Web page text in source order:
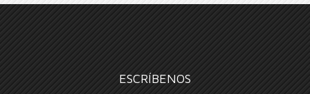
ESCRÍBENOS